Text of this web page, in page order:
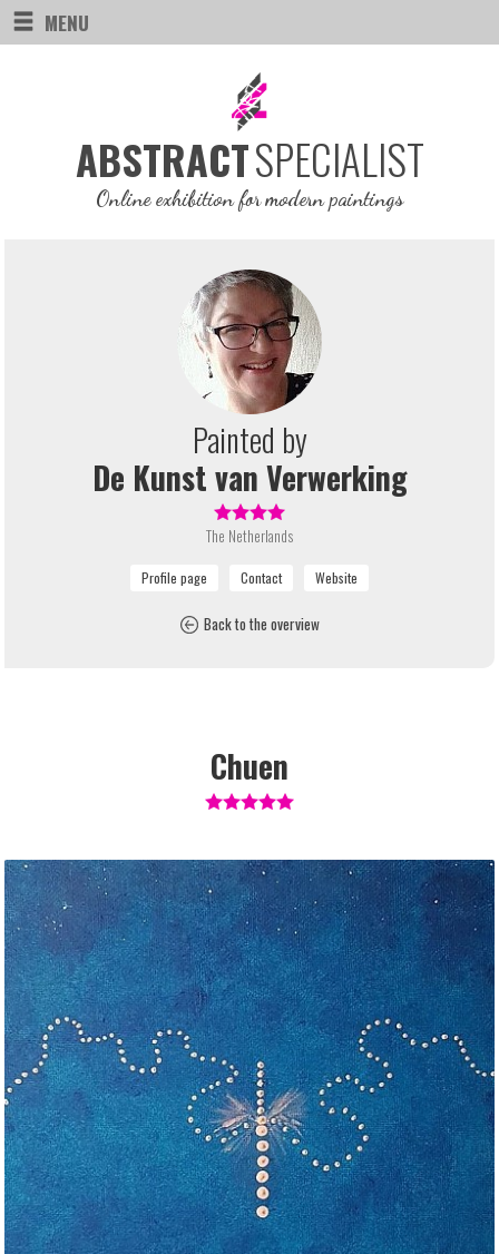
MENU
ABSTRACTSPECIALIST
Online exhibition for modern paintings
Painted by
De Kunst van Verwerking
The Netherlands
Back to the overview
Chuen